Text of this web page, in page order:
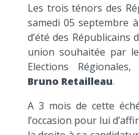
Les trois ténors des
samedi 05 septembre
d’été des Républicains
union souhaitée par
Elections
Bruno Retailleau.
A 3 mois de cette
l’occasion pour lui